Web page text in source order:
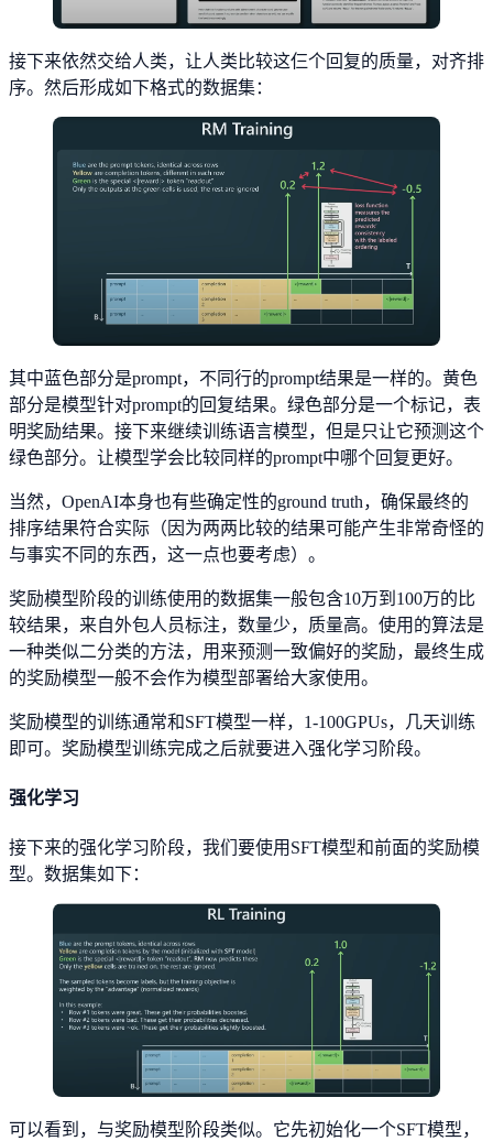
接下来依然交给人类，让人类比较这仨个回复的质量，对齐排
序。然后形成如下格式的数据集：
其中蓝色部分是prompt，不同行的prompt结果是一样的。黄色
部分是模型针对prompt的回复结果。绿色部分是一个标记，表
明奖励结果。接下来继续训练语言模型，但是只让它预测这个
绿色部分。让模型学会比较同样的prompt中哪个回复更好。
当然，OpenAI本身也有些确定性的ground truth，确保最终的
排序结果符合实际（因为两两比较的结果可能产生非常奇怪的
与事实不同的东西，这一点也要考虑）。
奖励模型阶段的训练使用的数据集一般包含10万到100万的比
较结果，来自外包人员标注，数量少，质量高。使用的算法是
一种类似二分类的方法，用来预测一致偏好的奖励，最终生成
的奖励模型一般不会作为模型部署给大家使用。
奖励模型的训练通常和SFT模型一样，1-100GPUs，几天训练
即可。奖励模型训练完成之后就要进入强化学习阶段。
强化学习
接下来的强化学习阶段，我们要使用SFT模型和前面的奖励模
型。数据集如下：
可以看到，与奖励模型阶段类似。它先初始化一个SFT模型，